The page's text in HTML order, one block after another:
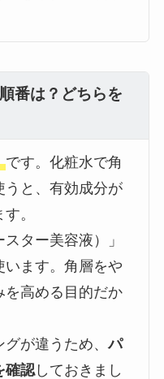
番は？どちらを
です。化粧水で角
うと、有効成分が
。
ター美容液）」
います。角層をや
を高める目的だか
グが違うため、パ
確認しておきまし